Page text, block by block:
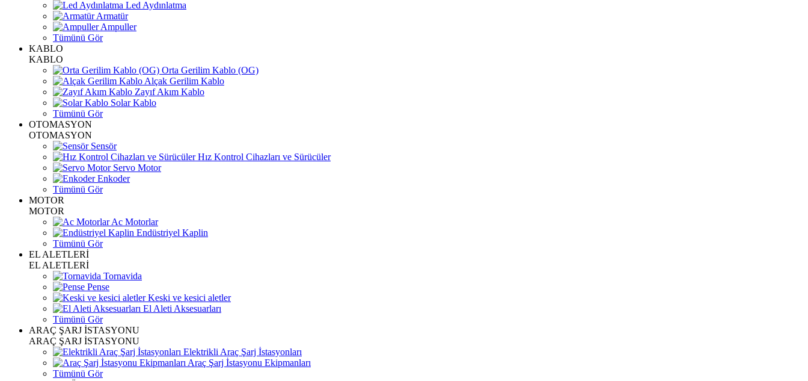
Led Aydınlatma
Armatür
Ampuller
Tümünü Gör
KABLO
KABLO
Orta Gerilim Kablo (OG)
Alçak Gerilim Kablo
Zayıf Akım Kablo
Solar Kablo
Tümünü Gör
OTOMASYON
OTOMASYON
Sensör
Hız Kontrol Cihazları ve Sürücüler
Servo Motor
Enkoder
Tümünü Gör
MOTOR
MOTOR
Ac Motorlar
Endüstriyel Kaplin
Tümünü Gör
EL ALETLERİ
EL ALETLERİ
Tornavida
Pense
Keski ve kesici aletler
El Aleti Aksesuarları
Tümünü Gör
ARAÇ ŞARJ İSTASYONU
ARAÇ ŞARJ İSTASYONU
Elektrikli Araç Şarj İstasyonları
Araç Şarj İstasyonu Ekipmanları
Tümünü Gör